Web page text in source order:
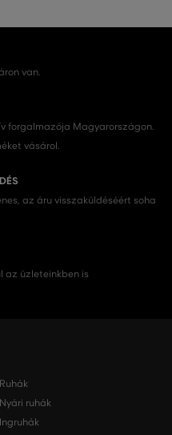
van.
forgalmazója Magyarországon.
vásárol.
az áru visszaküldéséért soha
az üzleteinkben is
Ruhák
Nyári ruhák
Ingruhák